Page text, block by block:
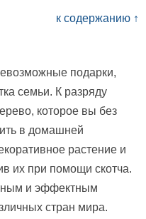
к содержанию ↑
подарки,
семьи. К разряду
которое вы без
в домашней
растение и
их при помощи скотча.
и эффектным
стран мира.